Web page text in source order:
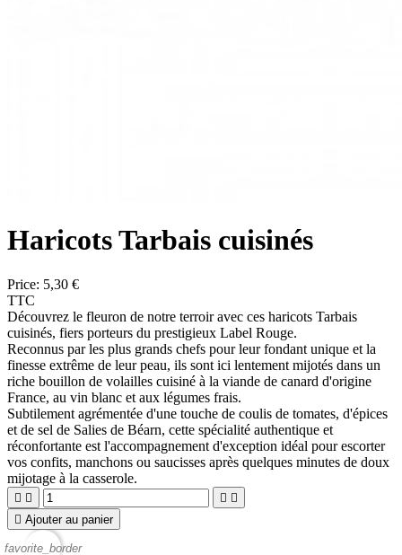
Haricots Tarbais cuisinés
Price: 5,30 €
TTC
Découvrez le fleuron de notre terroir avec ces haricots Tarbais
cuisinés, fiers porteurs du prestigieux Label Rouge.
Reconnus par les plus grands chefs pour leur fondant unique et la
finesse extrême de leur peau, ils sont ici lentement mijotés dans un
riche bouillon de volailles cuisiné à la viande de canard d'origine
France, au vin blanc et aux légumes frais.
Subtilement agrémentée d'une touche de coulis de tomates, d'épices
et de sel de Salies de Béarn, cette spécialité authentique et
réconfortante est l'accompagnement d'exception idéal pour escorter
vos confits, manchons ou saucisses après quelques minutes de doux
mijotage à la casserole.
   
 Ajouter au panier
favorite_border